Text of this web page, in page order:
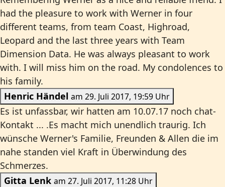
had the pleasure to work with Werner in four
different teams, from team Coast, Highroad,
Leopard and the last three years with Team
Dimension Data. He was always pleasant to work
with. I will miss him on the road. My condolences to
his family.
Henric Händel
am 29. Juli 2017, 19:59 Uhr
Es ist unfassbar, wir hatten am 10.07.17 noch chat-
Kontakt ... .Es macht mich unendlich traurig. Ich
wünsche Werner's Familie, Freunden & Allen die im
nahe standen viel Kraft in Überwindung des
Schmerzes.
Gitta Lenk
am 27. Juli 2017, 11:28 Uhr